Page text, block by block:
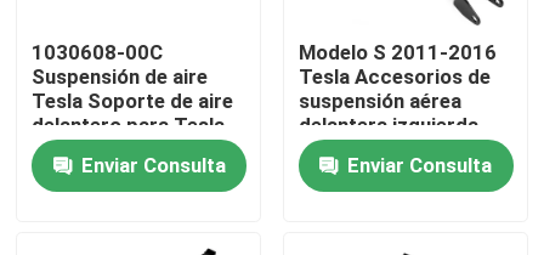
Productos
Los vídeos
1030608-00C
Suspensión de aire
Tesla Soporte de aire
delantero para Tesla
modelo S 2012-2015
Enviar Consulta
Modelo S 2011-2016
Tesla Accesorios de
suspensión aérea
delantera izquierda
derecha 6006351-00-
C
Enviar Consulta